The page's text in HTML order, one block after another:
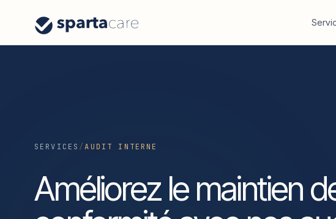
SERVICES /AUDIT INTERNE
Améliorez le maintien